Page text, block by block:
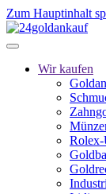
Zum Hauptinhalt
Wir kaufen
Rolex-